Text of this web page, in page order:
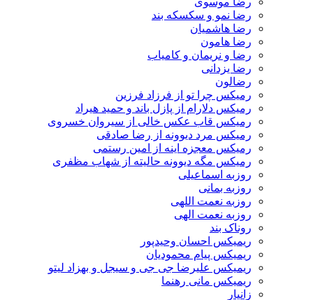
رضا نمو و سکسکه بند
رضا هاشمیان
رضا هامون
رضا و نریمان و کامیاب
رضا یزدانی
رضالون
رمیکس چرا تو از فرزاد فرزین
رمیکس دلارام از پازل باند و حمید هیراد
رمیکس قاب عکس خالی از سیروان خسروی
رمیکس مرد دیوونه از رضا صادقی
رمیکس معجزه اینه از امین رستمی
رمیکس مگه دیوونه حالیته از شهاب مظفری
روزبه اسماعیلی
روزبه بمانی
روزبه نعمت اللهی
روزبه نعمت الهی
روناک بند
ریمیکس احسان وحیدپور
ریمیکس پیام محمودیان
ریمیکس علیرضا جی جی و سیجل و بهزاد لیتو
ریمیکس مانی رهنما